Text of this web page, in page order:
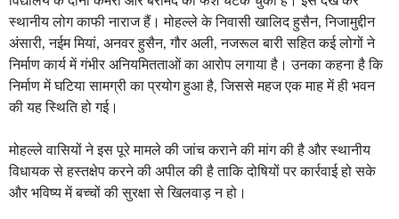
स्थानीय लोग काफी नाराज हैं। मोहल्ले के निवासी खालिद हुसैन, निजामुद्दीन
अंसारी, नईम मियां, अनवर हुसैन, गौर अली, नजरूल बारी सहित कई लोगों ने
निर्माण कार्य में गंभीर अनियमितताओं का आरोप लगाया है। उनका कहना है कि
निर्माण में घटिया सामग्री का प्रयोग हुआ है, जिससे महज एक माह में ही भवन
की यह स्थिति हो गई।
मोहल्ले वासियों ने इस पूरे मामले की जांच कराने की मांग की है और स्थानीय
विधायक से हस्तक्षेप करने की अपील की है ताकि दोषियों पर कार्रवाई हो सके
और भविष्य में बच्चों की सुरक्षा से खिलवाड़ न हो।